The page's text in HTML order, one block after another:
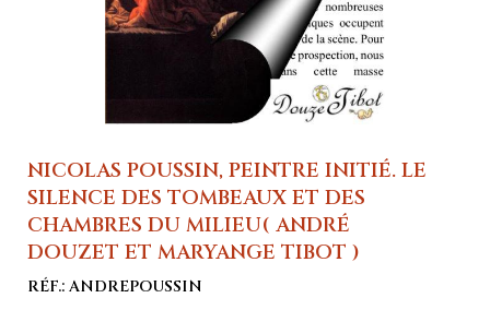
NICOLAS POUSSIN, PEINTRE INITIÉ. LE
SILENCE DES TOMBEAUX ET DES
CHAMBRES DU MILIEU( ANDRÉ
DOUZET ET MARYANGE TIBOT )
RÉF.: ANDREPOUSSIN